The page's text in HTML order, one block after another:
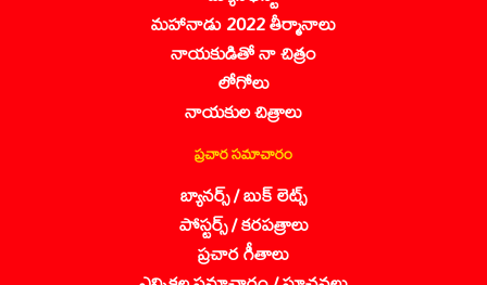
మహానాడు 2022 తీర్మానాలు
నాయకుడితో నా చిత్రం
లోగోలు
నాయకుల చిత్రాలు
ప్రచార సమాచారం
బ్యానర్స్ / బుక్ లెట్స్
పోస్టర్స్ / కరపత్రాలు
ప్రచార గీతాలు